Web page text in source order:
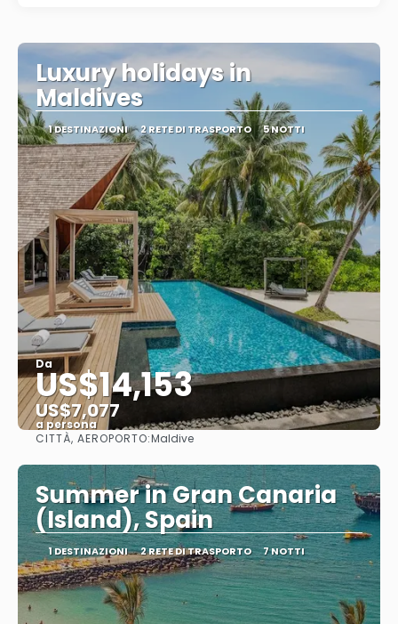
Luxury holidays in
Maldives
1 DESTINAZIONI 2 RETE DI TRASPORTO 5 NOTTI
Da
US$14,153
US$7,077
a persona
Vedere
CITTÀ, AEROPORTO:Maldive
Summer in Gran Canaria
(Island), Spain
1 DESTINAZIONI 2 RETE DI TRASPORTO 7 NOTTI